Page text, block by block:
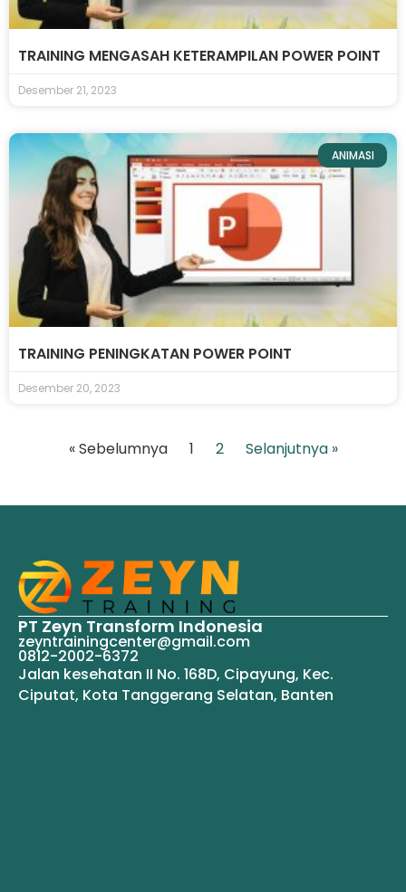
TRAINING MENGASAH KETERAMPILAN POWER POINT
Desember 21, 2023
ANIMASI
TRAINING PENINGKATAN POWER POINT
Desember 20, 2023
« Sebelumnya 1 2 Selanjutnya »
PT Zeyn Transform Indonesia
zeyntrainingcenter@gmail.com
0812-2002-6372
Jalan kesehatan II No. 168D, Cipayung, Kec.
Ciputat, Kota Tanggerang Selatan, Banten